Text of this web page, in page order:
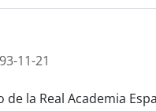
11-21
la Real Academia